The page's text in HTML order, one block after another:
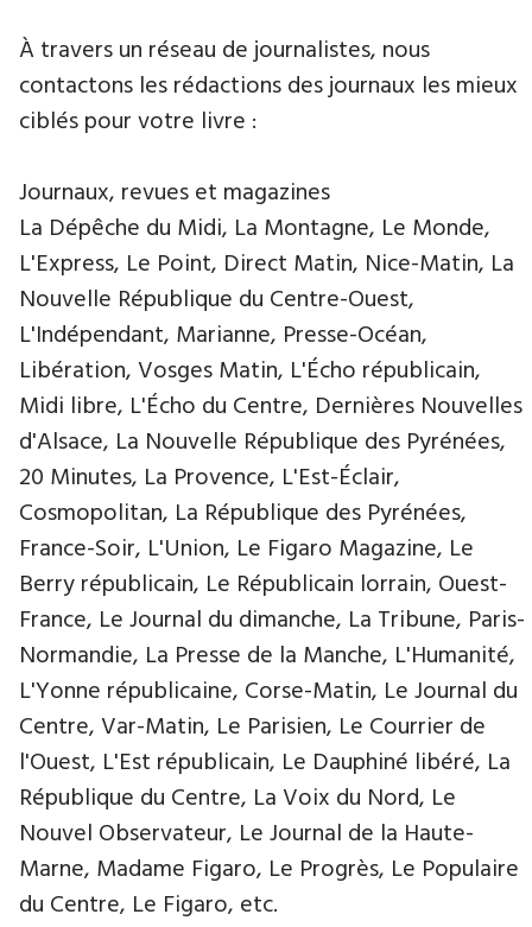
À travers un réseau de journalistes, nous
contactons les rédactions des journaux les mieux
ciblés pour votre livre :
Journaux, revues et magazines
La Dépêche du Midi, La Montagne, Le Monde,
L'Express, Le Point, Direct Matin, Nice-Matin, La
Nouvelle République du Centre-Ouest,
L'Indépendant, Marianne, Presse-Océan,
Libération, Vosges Matin, L'Écho républicain,
Midi libre, L'Écho du Centre, Dernières Nouvelles
d'Alsace, La Nouvelle République des Pyrénées,
20 Minutes, La Provence, L'Est-Éclair,
Cosmopolitan, La République des Pyrénées,
France-Soir, L'Union, Le Figaro Magazine, Le
Berry républicain, Le Républicain lorrain, Ouest-
France, Le Journal du dimanche, La Tribune, Paris-
Normandie, La Presse de la Manche, L'Humanité,
L'Yonne républicaine, Corse-Matin, Le Journal du
Centre, Var-Matin, Le Parisien, Le Courrier de
l'Ouest, L'Est républicain, Le Dauphiné libéré, La
République du Centre, La Voix du Nord, Le
Nouvel Observateur, Le Journal de la Haute-
Marne, Madame Figaro, Le Progrès, Le Populaire
du Centre, Le Figaro, etc.